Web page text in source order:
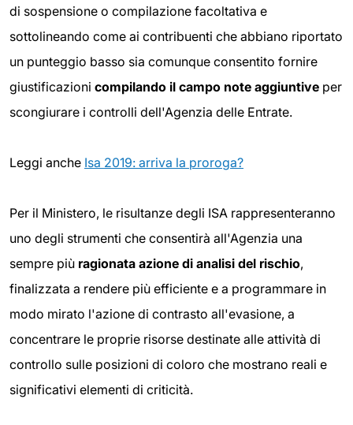
di sospensione o compilazione facoltativa e
sottolineando come ai contribuenti che abbiano riportato
un punteggio basso sia comunque consentito fornire
giustificazioni compilando il campo note aggiuntive per
scongiurare i controlli dell'Agenzia delle Entrate.
Leggi anche Isa 2019: arriva la proroga?
Per il Ministero, le risultanze degli ISA rappresenteranno
uno degli strumenti che consentirà all'Agenzia una
sempre più ragionata azione di analisi del rischio,
finalizzata a rendere più efficiente e a programmare in
modo mirato l'azione di contrasto all'evasione, a
concentrare le proprie risorse destinate alle attività di
controllo sulle posizioni di coloro che mostrano reali e
significativi elementi di criticità.